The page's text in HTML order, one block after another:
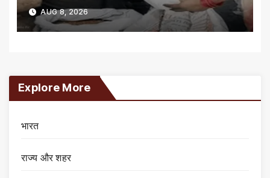
AUG 8, 2026
Explore More
भारत
राज्य और शहर